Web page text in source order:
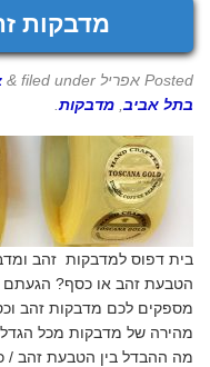
מדבקות
Posted אפריל 2nd, 2019 & filed under
בתל אביב מדבקות
בית דפוס למדבקות זהב
הטבעת זהב או כסף? הגעתם
מספקים לכם מדבקות זהב
מהירה של מדבקות מכל
מה ההבדל בין הטבעת זהב